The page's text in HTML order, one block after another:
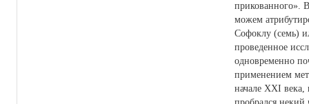
прикованного».
можем
Софоклу (семь)
проведенное
одновременно
применением
начале XXI века,